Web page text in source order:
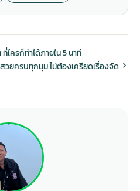
ครก็ทำได้ภายใน 5 นาที
ยครบทุกมุม ไม่ต้องเครียดเรื่องจัด